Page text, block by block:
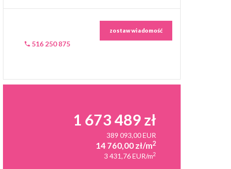
516 250 875
zostaw wiadomość
1 673 489 zł
389 093,00 EUR
14 760,00 zł/m2
3 431,76 EUR/m2